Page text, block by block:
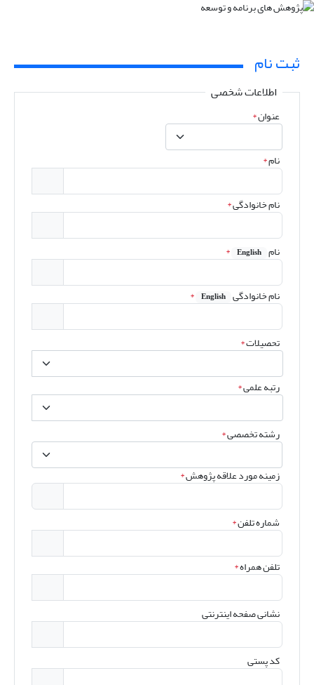
ثبت نام
اطلاعات شخصی
عنوان*
نام*
نام خانوادگی*
نام English
*
نام خانوادگی English
*
تحصیلات*
رتبه علمی*
رشته تخصصی*
زمینه مورد علاقه پژوهش*
شماره تلفن*
تلفن همراه*
نشانی صفحه اینترنتی
کد پستی